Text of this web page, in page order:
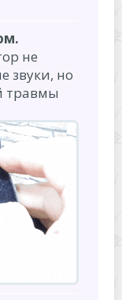
не
звуки, но
травмы